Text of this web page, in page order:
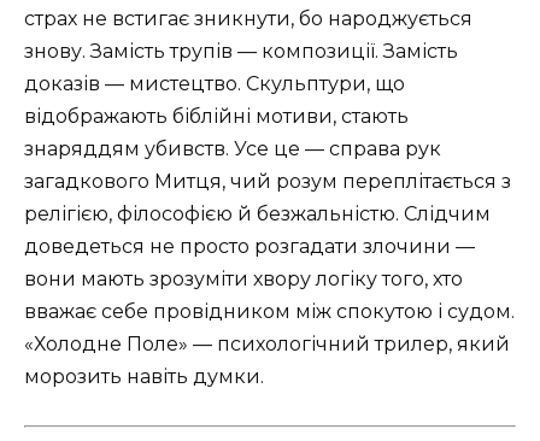
страх не встигає зникнути, бо народжується
знову. Замість трупів — композиції. Замість
доказів — мистецтво. Скульптури, що
відображають біблійні мотиви, стають
знаряддям убивств. Усе це — справа рук
загадкового Митця, чий розум переплітається з
релігією, філософією й безжальністю. Слідчим
доведеться не просто розгадати злочини —
вони мають зрозуміти хвору логіку того, хто
вважає себе провідником між спокутою і судом.
«Холодне Поле» — психологічний трилер, який
морозить навіть думки.